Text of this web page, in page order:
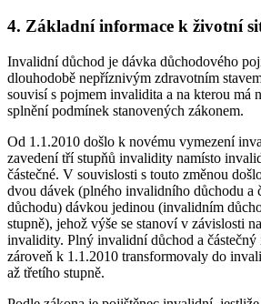
4. Základní informace k životní
Invalidní důchod je dávka důchodového
dlouhodobě nepříznivým zdravotním
souvisí s pojmem invalidita a na kterou má
splnění podmínek stanovených zákonem.
Od 1.1.2010 došlo k novému vymezení
zavedení tří stupňů invalidity namísto
částečné. V souvislosti s touto změnou
dvou dávek (plného invalidního důchodu a
důchodu) dávkou jedinou (invalidním
stupně), jehož výše se stanoví v závislosti
invalidity. Plný invalidní důchod a
zároveň k 1.1.2010 transformovaly do
až třetího stupně.